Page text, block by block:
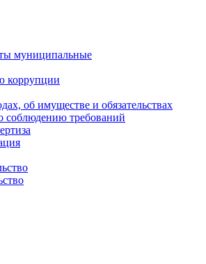
муниципальные
коррупции
об имуществе и обязательствах
соблюдению требований